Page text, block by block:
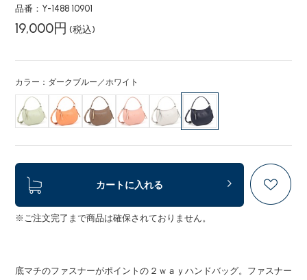
品番：Y-1488 10901
19,000円 (税込)
カラー：ダークブルー／ホワイト
カートに入れる
※ご注文完了まで商品は確保されておりません。
底マチのファスナーがポイントの２ｗａｙハンドバッグ。ファスナー